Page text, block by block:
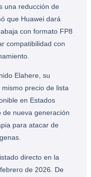
una reducción de
que Huawei dará
con formato FP8
compatibilidad con
Elahere, su
precio de lista
en Estados
de nueva generación
para atacar de
directo en la
de 2026. De